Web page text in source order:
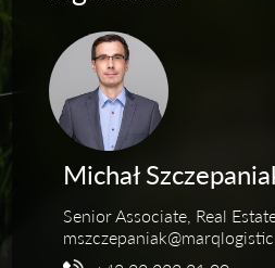
Michał
Senior Associate, Real